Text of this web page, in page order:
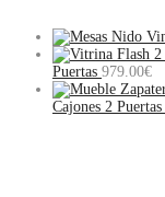
Puertas 979.00€
Cajones 2 Puertas